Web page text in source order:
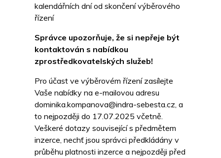
kalendářních dní od skončení výběrového
řízení
Správce upozorňuje, že si nepřeje být
kontaktován s nabídkou
zprostředkovatelských služeb!
Pro účast ve výběrovém řízení zasílejte
Vaše nabídky na e-mailovou adresu
dominika.kompanova@indra-sebesta.cz, a
to nejpozději do 17.07.2025 včetně.
Veškeré dotazy související s předmětem
inzerce, nechť jsou správci předkládány v
průběhu platnosti inzerce a nejpozději před